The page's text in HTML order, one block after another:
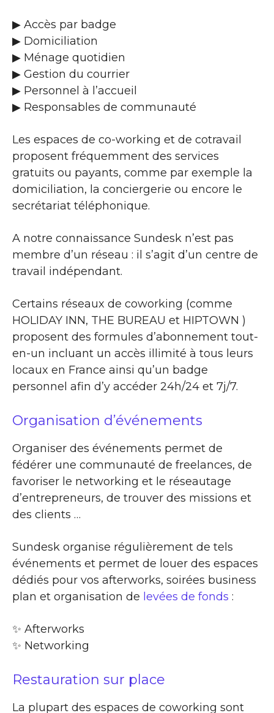
▶​ Accès par badge
▶​ Domiciliation
▶​ Ménage quotidien
▶​ Gestion du courrier
▶​ Personnel à l’accueil
▶​ Responsables de communauté
Les espaces de co-working et de cotravail
proposent fréquemment des services
gratuits ou payants, comme par exemple la
domiciliation, la conciergerie ou encore le
secrétariat téléphonique.
A notre connaissance Sundesk n’est pas
membre d’un réseau : il s’agit d’un centre de
travail indépendant.
Certains réseaux de coworking (comme
HOLIDAY INN, THE BUREAU et HIPTOWN )
proposent des formules d’abonnement tout-
en-un incluant un accès illimité à tous leurs
locaux en France ainsi qu’un badge
personnel afin d’y accéder 24h/24 et 7j/7.
Organisation d’événements
Organiser des événements permet de
fédérer une communauté de freelances, de
favoriser le networking et le réseautage
d’entrepreneurs, de trouver des missions et
des clients …
Sundesk organise régulièrement de tels
événements et permet de louer des espaces
dédiés pour vos afterworks, soirées business
plan et organisation de levées de fonds :
✨​ Afterworks
✨​ Networking
Restauration sur place
La plupart des espaces de coworking sont